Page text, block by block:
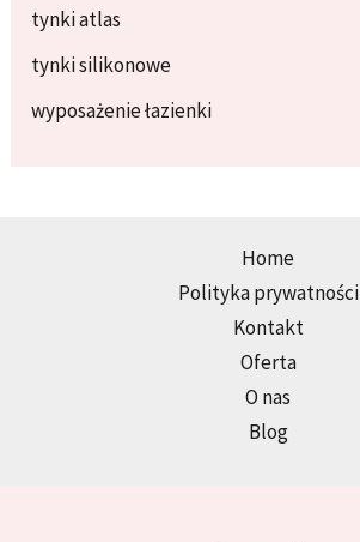
tynki atlas
tynki silikonowe
wyposażenie łazienki
Home
Polityka prywatności
Kontakt
Oferta
O nas
Blog